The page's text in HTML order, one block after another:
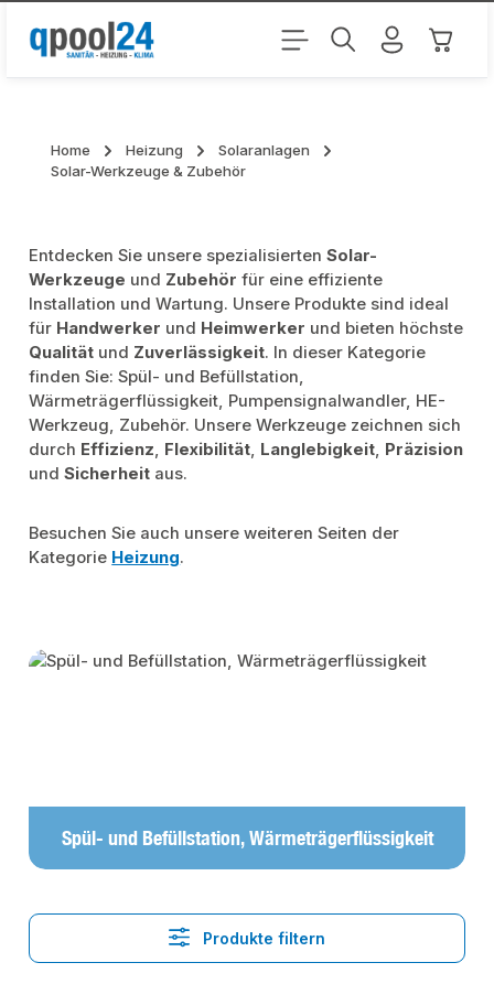
Zum Hauptinhalt springen
Home Heizung
Solaranlagen
Solar-Werkzeuge & Zubehör
Entdecken Sie unsere spezialisiertenSolar-
Werkzeuge und Zubehör für eine effiziente
Installation und Wartung. Unsere Produkte sind ideal
für Handwerker und Heimwerker und bieten höchste
Qualität und Zuverlässigkeit. In dieser Kategorie
finden Sie: Spül- und Befüllstation,
Wärmeträgerflüssigkeit, Pumpensignalwandler, HE-
Werkzeug, Zubehör. Unsere Werkzeuge zeichnen sich
durch Effizienz, Flexibilität, Langlebigkeit, Präzision
undSicherheit aus.
Besuchen Sie auch unsere weiteren Seiten der
Kategorie Heizung.
Kategoriegalerie überspringen
Spül- und Befüllstation, Wärmeträgerflüssigkeit
Produkte filtern